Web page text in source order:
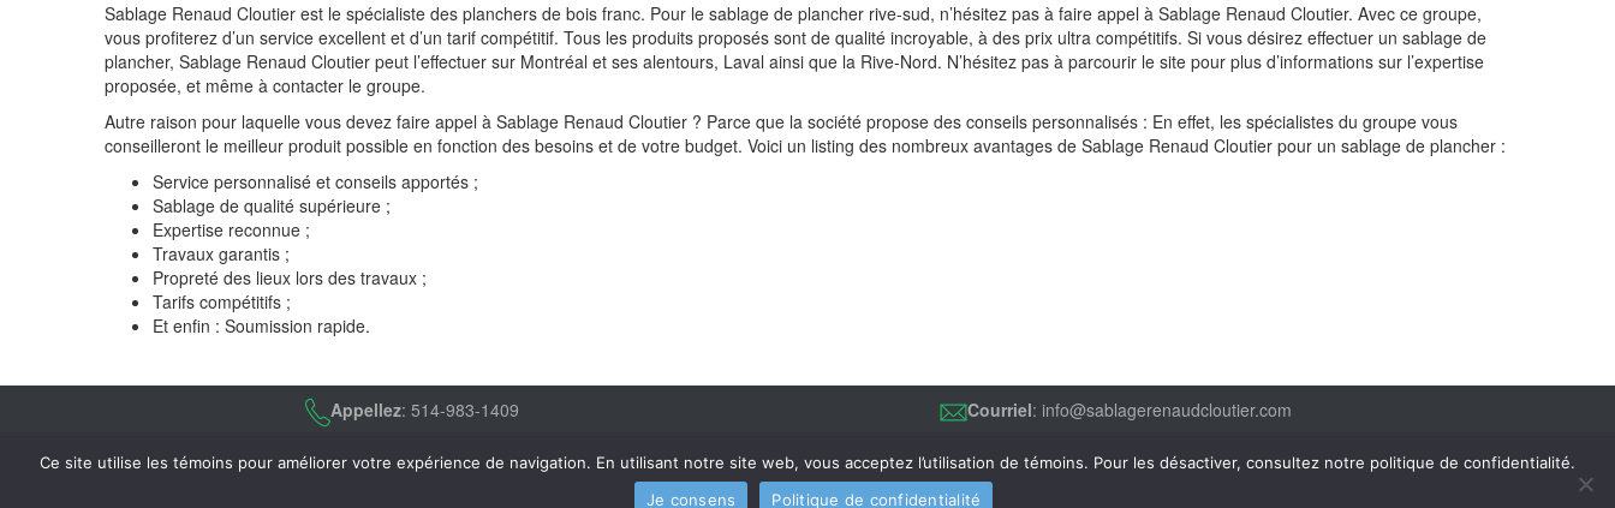
Sablage Renaud Cloutier est le spécialiste des planchers de bois franc. Pour le sablage de plancher rive-sud, n’hésitez pas à faire appel à Sablage Renaud Cloutier. Avec ce groupe,
vous profiterez d’un service excellent et d’un tarif compétitif. Tous les produits proposés sont de qualité incroyable, à des prix ultra compétitifs. Si vous désirez effectuer un sablage de
plancher, Sablage Renaud Cloutier peut l’effectuer sur Montréal et ses alentours, Laval ainsi que la Rive-Nord. N’hésitez pas à parcourir le site pour plus d’informations sur l’expertise
proposée, et même à contacter le groupe.
Autre raison pour laquelle vous devez faire appel à Sablage Renaud Cloutier ? Parce que la société propose des conseils personnalisés : En effet, les spécialistes du groupe vous
conseilleront le meilleur produit possible en fonction des besoins et de votre budget. Voici un listing des nombreux avantages de Sablage Renaud Cloutier pour un sablage de plancher :
Service personnalisé et conseils apportés ;
Sablage de qualité supérieure ;
Expertise reconnue ;
Travaux garantis ;
Propreté des lieux lors des travaux ;
Tarifs compétitifs ;
Et enfin : Soumission rapide.
Appellez: 514-983-1409 Courriel: info@sablagerenaudcloutier.com
Tous droits réservés © 2015 Sablage Renaud Cloutier Politique de confidentialité
Ce site utilise les témoins pour améliorer votre expérience de navigation. En utilisant notre site web, vous acceptez l’utilisation de témoins. Pour les désactiver, consultez notre politique de confidentialité.
Je consens
Politique de confidentialité